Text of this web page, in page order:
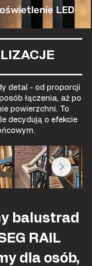
LED
detal - od proporcji
łączenia, aż po
powierzchni. To
decydują o efekcie
balustrad
RAIL
dla osób,